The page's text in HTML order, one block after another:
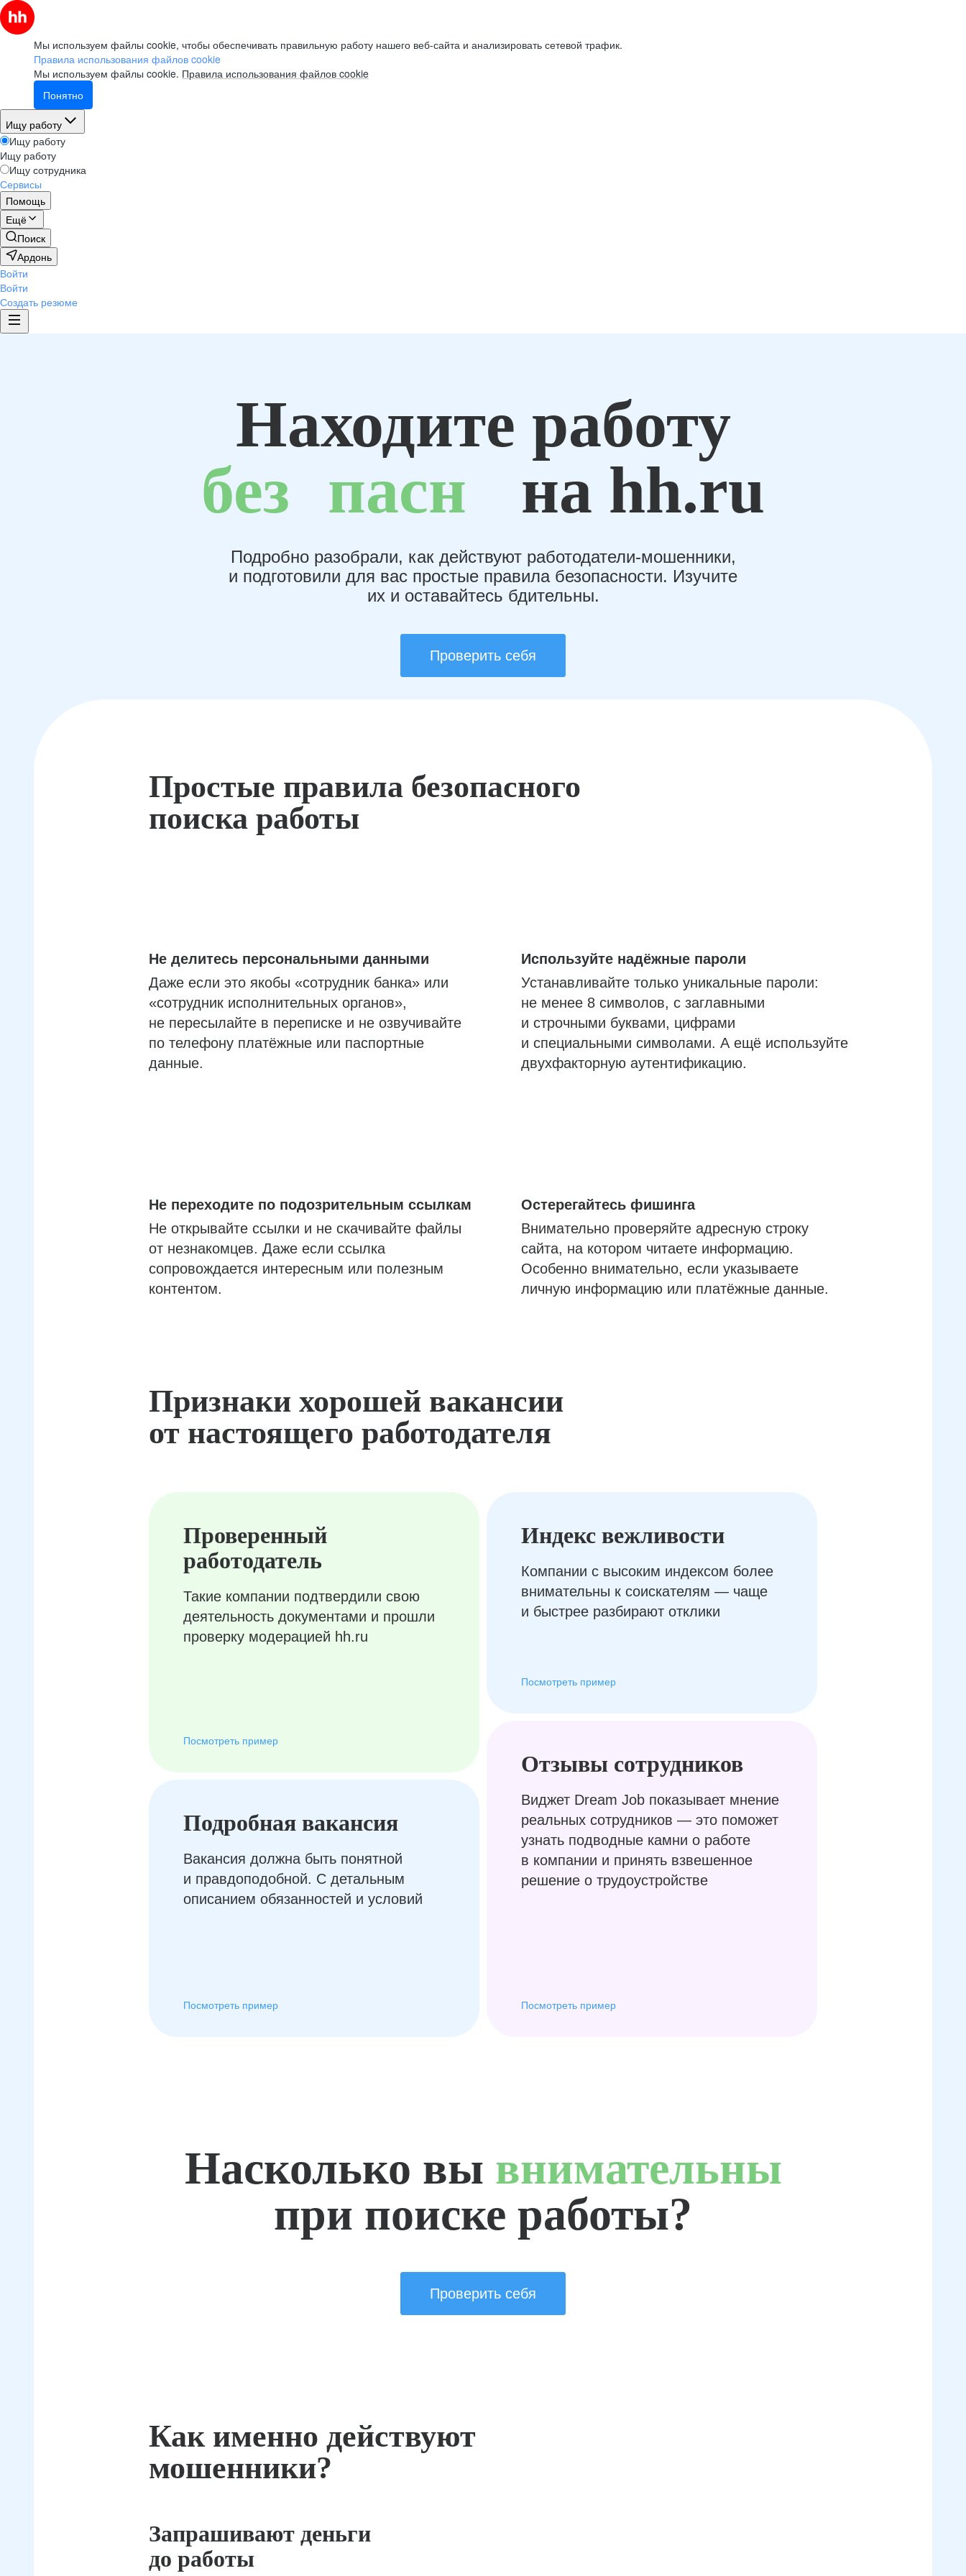
Мы используем файлы cookie, чтобы обеспечивать правильную работу нашего веб-сайта и анализировать сетевой трафик.
Правила использования файлов cookie
Мы используем файлы cookie. Правила использования файлов cookie
Понятно
Ищу работу
Ищу работу
Ищу работу
Ищу сотрудника
Сервисы
Помощь
Ещё
Поиск
Ардонь
Войти
Войти
Создать резюме
Находите работу
без пасн на hh.ru
Подробно разобрали, как действуют работодатели-мошенники,
и подготовили для вас простые правила безопасности. Изучите
их и оставайтесь бдительны.
Проверить себя
Простые правила безопасного
поиска работы
Не делитесь персональными данными
Даже если это якобы «сотрудник банка» или
«сотрудник исполнительных органов»,
не пересылайте в переписке и не озвучивайте
по телефону платёжные или паспортные
данные.
Используйте надёжные пароли
Устанавливайте только уникальные пароли:
не менее 8 символов, с заглавными
и строчными буквами, цифрами
и специальными символами. А ещё используйте
двухфакторную аутентификацию.
Не переходите по подозрительным ссылкам
Не открывайте ссылки и не скачивайте файлы
от незнакомцев. Даже если ссылка
сопровождается интересным или полезным
контентом.
Остерегайтесь фишинга
Внимательно проверяйте адресную строку
сайта, на котором читаете информацию.
Особенно внимательно, если указываете
личную информацию или платёжные данные.
Признаки хорошей вакансии
от настоящего работодателя
Проверенный
работодатель
Такие компании подтвердили свою
деятельность документами и прошли
проверку модерацией hh.ru
Посмотреть пример
Подробная вакансия
Вакансия должна быть понятной
и правдоподобной. С детальным
описанием обязанностей и условий
Посмотреть пример
Отзывы сотрудников
Виджет Dream Job показывает мнение
реальных сотрудников — это поможет
узнать подводные камни о работе
в компании и принять взвешенное
решение о трудоустройстве
Посмотреть пример
Индекс вежливости
Компании с высоким индексом более
внимательны к соискателям — чаще
и быстрее разбирают отклики
Посмотреть пример
Насколько вы внимательны
при поиске работы?
Проверить себя
Как именно действуют
мошенники?
Запрашивают деньги
до работы